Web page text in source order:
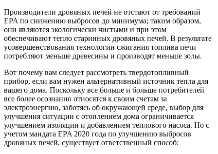
Производители дровяных печей не отстают от требований
EPA по снижению выбросов до минимума; таким образом,
они являются экологически чистыми и при этом
обеспечивают тепло старинных дровяных печей. В результате
усовершенствования технологии сжигания топлива печи
потребляют меньше древесины и производят меньше золы.
Вот почему вам следует рассмотреть твердотопливный
прибор, если вам нужен альтернативный источник тепла для
вашего дома. Поскольку все больше и больше потребителей
все более осознанно относятся к своим счетам за
электроэнергию, заботясь об окружающей среде, выбор для
улучшения ситуации с отоплением дома ограничивается
улучшением изоляции и добавлением теплового насоса. Но с
учетом мандата EPA 2020 года по улучшению выбросов
дровяных печей, существует ответственный способ: